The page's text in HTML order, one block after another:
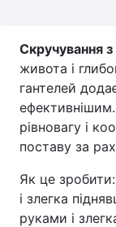
Скручування
живота і
гантелей
рівновагу і
поставу за
Як це зробити:
і злегка
руками і